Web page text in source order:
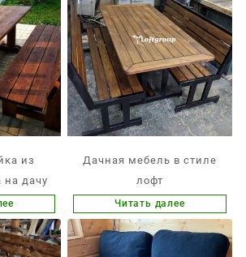
из
на дачу
Дачная мебель в стиле
лофт
Читать далее